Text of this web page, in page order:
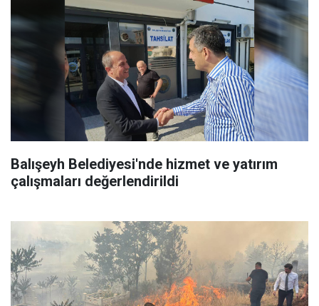
Balışeyh Belediyesi'nde hizmet ve yatırım
çalışmaları değerlendirildi